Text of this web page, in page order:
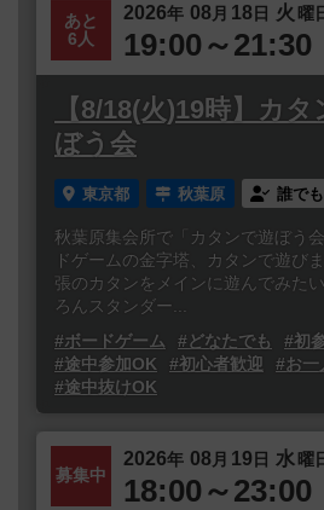
あと
6人
2026年 08 月 18日 火 曜
19:00～21:30
【8/18(火)19時】カ
ぼう会
東京都 秋葉原 誰で
秋葉原集会所で「カタンで遊ぼう
ドゲームの金字塔、カタンで遊び
張のカタンをメインに遊んでみた
ろんスタンダー...
#ボードゲーム
#どなたでも
#初
#途中参加OK
#初心者歓迎
#お一
#途中抜けOK
募集中
2026年 08 月 19日 水曜
18:00～23:00